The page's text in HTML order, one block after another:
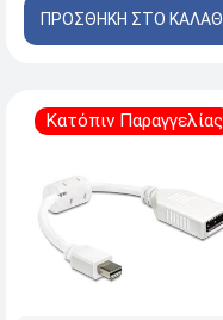
ΠΡΟΣΘΗΚΗ ΣΤΟ ΚΑΛΑΘΙ
Κατόπιν Παραγγελίας